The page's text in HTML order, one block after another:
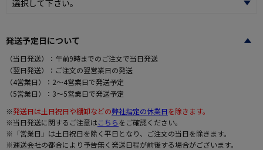
発送予定日について
（当日発送）：午前9時までのご注文で当日発送
（翌日発送）：ご注文の翌営業日の発送
（4営業日）：2～4営業日で発送予定
（5営業日）：3～5営業日で発送予定
※発送日は土日祝日や棚卸などの弊社指定の休業日を除きます。
※当日発送に関するご注意はこちらをご確認ください。
※「営業日」は土日祝日を除く平日となり、ご注文の当日を除きます。
※運送会社の都合により予告無く発送日程が前後する場合がございます。